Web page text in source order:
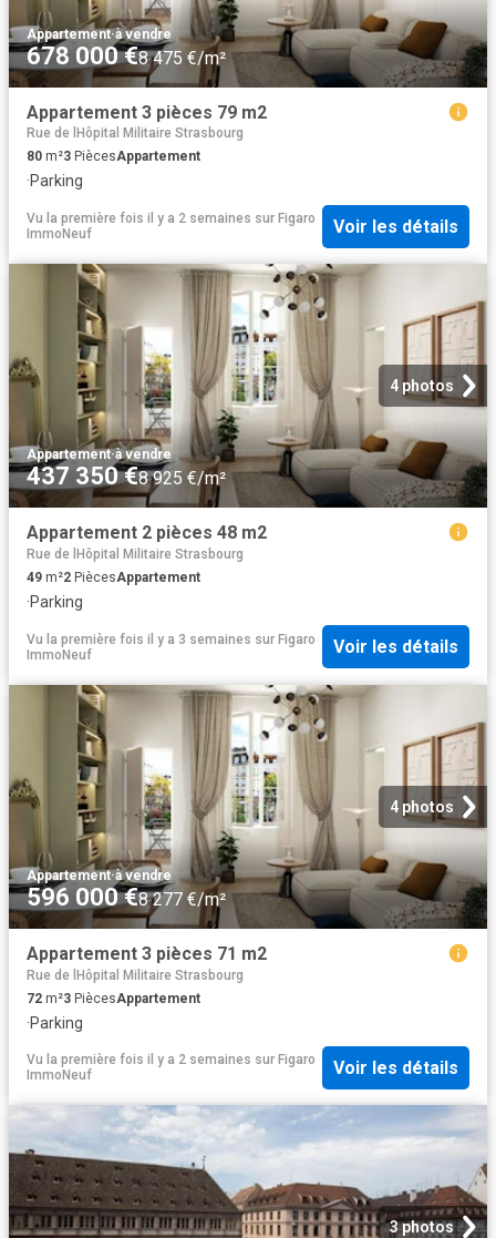
Appartement·à vendre
678 000 €8 475 €/m²
Appartement 3 pièces 79 m2
Rue de lHôpital Militaire Strasbourg
80 m²3 PiècesAppartement
·Parking
Vu la première fois il y a 2 semaines sur Figaro
ImmoNeuf
Voir les détails
4 photos
Appartement·à vendre
437 350 €8 925 €/m²
Appartement 2 pièces 48 m2
Rue de lHôpital Militaire Strasbourg
49 m²2 PiècesAppartement
·Parking
Vu la première fois il y a 3 semaines sur Figaro
ImmoNeuf
Voir les détails
4 photos
Appartement·à vendre
596 000 €8 277 €/m²
Appartement 3 pièces 71 m2
Rue de lHôpital Militaire Strasbourg
72 m²3 PiècesAppartement
·Parking
Vu la première fois il y a 2 semaines sur Figaro
ImmoNeuf
Voir les détails
3 photos